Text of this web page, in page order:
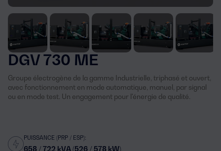
DGV 730 ME
Groupe électrogène de la gamme Industrielle, triphasé et ouvert,
avec fonctionnement en mode automatique, manuel, par signal
ou en mode test. Un engagement pour l'énergie de qualité.
PUISSANCE (PRP / ESP):
658 / 722 kVA (526 / 578 kW)